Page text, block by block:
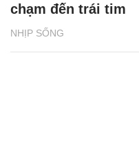
NHỊP SỐNG
chạm đến trái tim